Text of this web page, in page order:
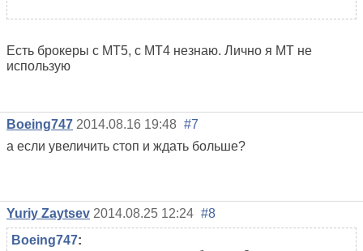
Есть брокеры с МТ5, с МТ4 незнаю. Лично я МТ не
использую
Boeing747 2014.08.16 19:48 #7
а если увеличить стоп и ждать больше?
Yuriy Zaytsev 2014.08.25 12:24 #8
Boeing747: